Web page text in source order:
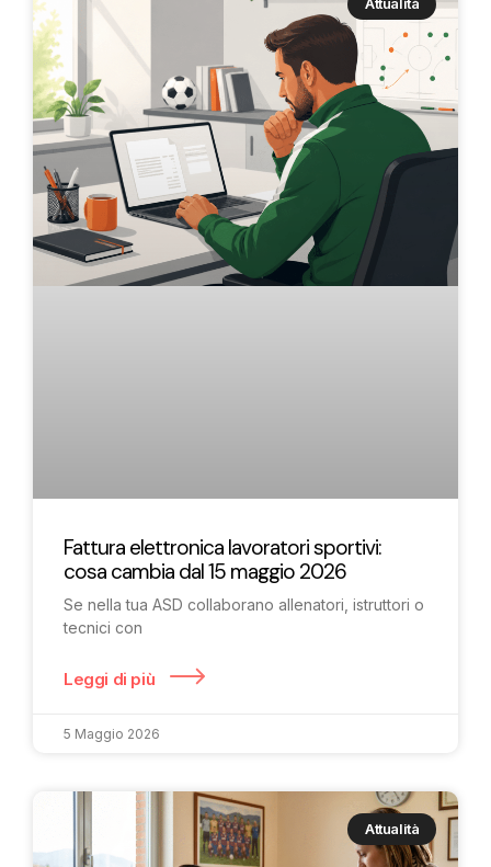
Attualità
Fattura elettronica lavoratori sportivi:
cosa cambia dal 15 maggio 2026
Se nella tua ASD collaborano allenatori, istruttori o
tecnici con
Leggi di più
5 Maggio 2026
Attualità